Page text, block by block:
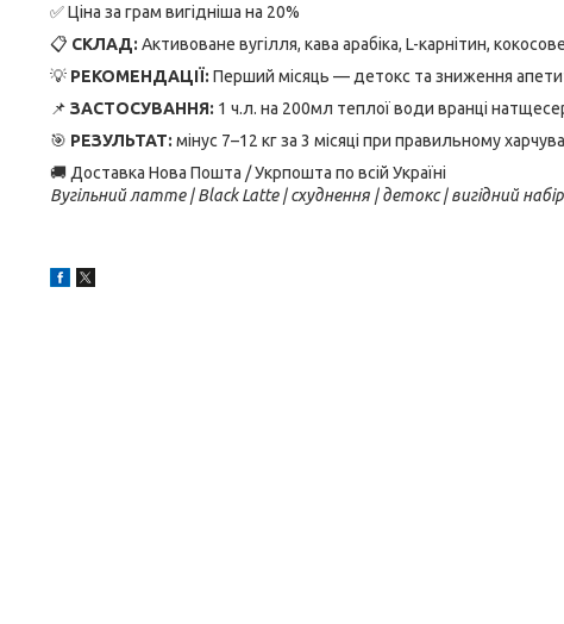
✅ Ціна за грам вигідніша на 20%
📋 СКЛАД: Активоване вугілля, кава арабіка, L-карнітин,
💡 РЕКОМЕНДАЦІЇ: Перший місяць — детокс та зниження
📌 ЗАСТОСУВАННЯ: 1 ч.л. на 200мл теплої води вранці
🎯 РЕЗУЛЬТАТ: мінус 7–12 кг за 3 місяці при правильному
🚚 Доставка Нова Пошта / Укрпошта по всій Україні
Вугільний латте | Black Latte | схуднення | детокс | вигідний